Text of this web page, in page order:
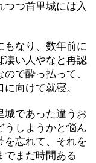
つ首里城には入
もなり、数年前に
凄い人やなと再認
で酔っ払って、
向けて就寝。
城であった違うお
うしようかと悩ん
を忘れて、それを
でまだ時間ある